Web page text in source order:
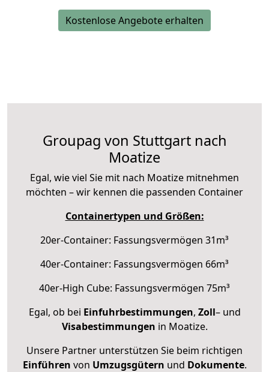
Kostenlose Angebote erhalten
Groupag von Stuttgart nach
Moatize
Egal, wie viel Sie mit nach Moatize mitnehmen
möchten – wir kennen die passenden Container
Containertypen und Größen:
20er-Container: Fassungsvermögen 31m³
40er-Container: Fassungsvermögen 66m³
40er-High Cube: Fassungsvermögen 75m³
Egal, ob bei Einfuhrbestimmungen, Zoll– und
Visabestimmungen in Moatize.
Unsere Partner unterstützen Sie beim richtigen
Einführen von Umzugsgütern und Dokumente.